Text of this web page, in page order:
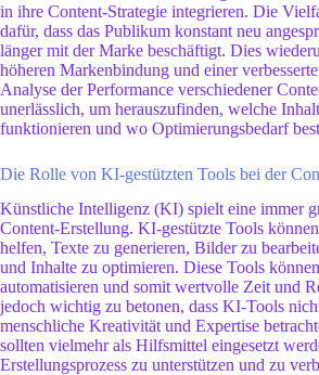
in ihre Content-Strategie integrieren. Die
dafür, dass das Publikum konstant neu
länger mit der Marke beschäftigt. Dies
höheren Markenbindung und einer
Analyse der Performance verschiedener
unerlässlich, um herauszufinden, welche
funktionieren und wo Optimierungsbedarf
Die Rolle von KI-gestützten Tools bei der
Künstliche Intelligenz (KI) spielt eine immer
Content-Erstellung. KI-gestützte Tools
helfen, Texte zu generieren, Bilder zu
und Inhalte zu optimieren. Diese Tools
automatisieren und somit wertvolle Zeit und
jedoch wichtig zu betonen, dass KI-Tools
menschliche Kreativität und Expertise
sollten vielmehr als Hilfsmittel eingesetzt
Erstellungsprozess zu unterstützen und zu